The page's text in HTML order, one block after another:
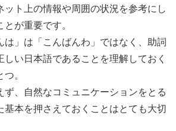
ット上の情報や周囲の状況を参考にし
が重要です。
は」は「こんばんわ」ではなく、助詞
い日本語であることを理解しておく
。
ず、自然なコミュニケーションをとる
基本を押さえておくことはとても大切